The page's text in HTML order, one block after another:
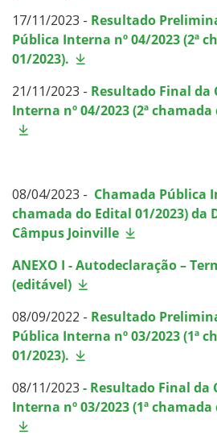
17/11/2023 - Resultado
Pública Interna nº 04/2023 (2ª
01/2023).
21/11/2023 - Resultado Final da
Interna nº 04/2023 (2ª
08/04/2023 - Chamada Pública
chamada do Edital 01/2023) da
Câmpus Joinville
ANEXO I - Autodeclaração –
(editável)
08/09/2022 - Resultado
Pública Interna nº 03/2023 (1ª
01/2023).
08/11/2023 - Resultado Final da
Interna nº 03/2023 (1ª